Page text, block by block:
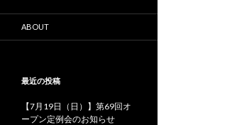
ABOUT
最近の投稿
【7月19日（日）】第69回オ
ープン定例会のお知らせ